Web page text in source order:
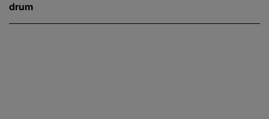
drum